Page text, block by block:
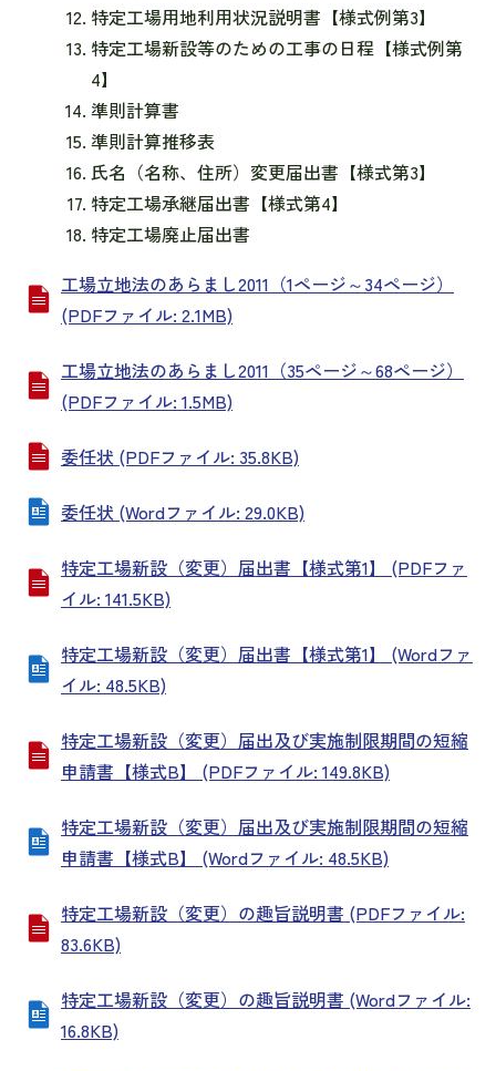
特定工場用地利用状況説明書【様式例第3】
特定工場新設等のための工事の日程【様式例第
4】
準則計算書
準則計算推移表
氏名（名称、住所）変更届出書【様式第3】
特定工場承継届出書【様式第4】
特定工場廃止届出書
工場立地法のあらまし2011（1ページ～34ページ）
(PDFファイル: 2.1MB)
工場立地法のあらまし2011（35ページ～68ページ）
(PDFファイル: 1.5MB)
委任状 (PDFファイル: 35.8KB)
委任状 (Wordファイル: 29.0KB)
特定工場新設（変更）届出書【様式第1】 (PDFファ
イル: 141.5KB)
特定工場新設（変更）届出書【様式第1】 (Wordファ
イル: 48.5KB)
特定工場新設（変更）届出及び実施制限期間の短縮
申請書【様式B】 (PDFファイル: 149.8KB)
特定工場新設（変更）届出及び実施制限期間の短縮
申請書【様式B】 (Wordファイル: 48.5KB)
特定工場新設（変更）の趣旨説明書 (PDFファイル:
83.6KB)
特定工場新設（変更）の趣旨説明書 (Wordファイル:
16.8KB)